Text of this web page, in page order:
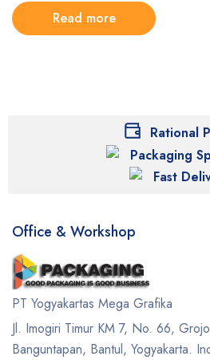
Read more
Rational
Packaging
Fast
Office & Workshop
PT Yogyakartas Mega Grafika
Jl. Imogiri Timur KM 7, No. 66,
Banguntapan, Bantul, Yogyakarta.